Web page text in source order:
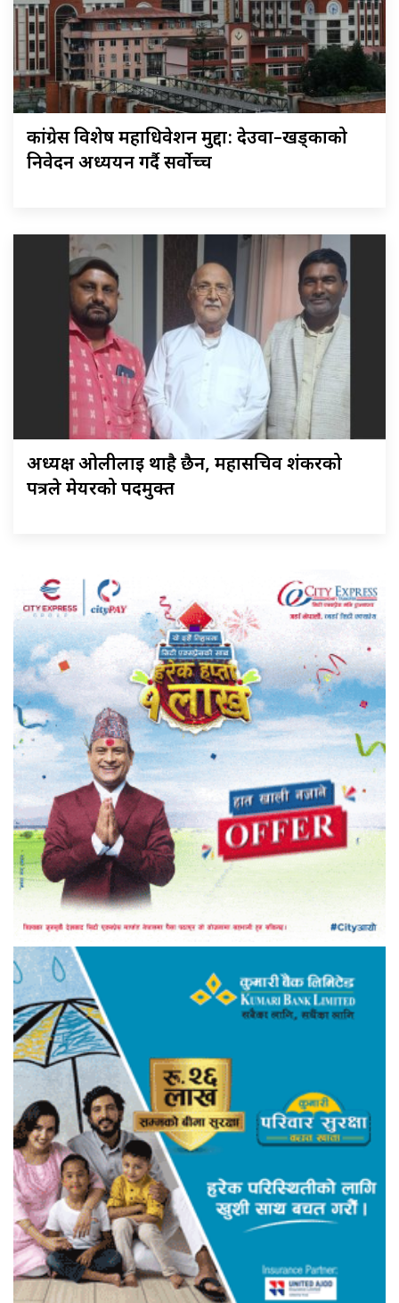
कांग्रेस विशेष महाधिवेशन मुद्दा: देउवा–खड्काको
निवेदन अध्ययन गर्दै सर्वोच्च
अध्यक्ष ओलीलाई थाहै छैन, महासचिव शंकरको
पत्रले मेयरको पदमुक्त